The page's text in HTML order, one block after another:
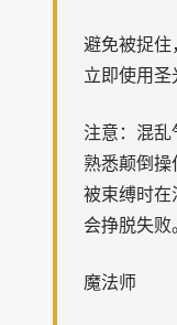
避免被捉住
立即使用圣
注意：混
熟悉颠倒操
被束缚时
会挣脱失败。
魔法师